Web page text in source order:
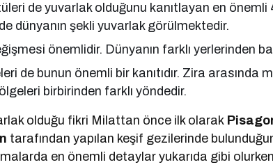
de yuvarlak olduğunu kanıtlayan en önemli
dünyanın şekli yuvarlak görülmektedir.
önemlidir. Dünyanın farklı yerlerinden
de bunun önemli bir kanıtıdır. Zira arasında
birbirinden farklı yöndedir.
olduğu fikri Milattan önce ilk olarak
tarafından yapılan keşif gezilerinde
en önemli detaylar yukarıda gibi